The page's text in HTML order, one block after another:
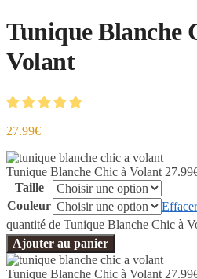
Tunique Blanche
Volant
27.99€
Tunique Blanche Chic à Volant 27.99
Taille
Couleur
Effacer
quantité de Tunique Blanche Chic à
Ajouter au panier
Tunique Blanche Chic à Volant 27.99